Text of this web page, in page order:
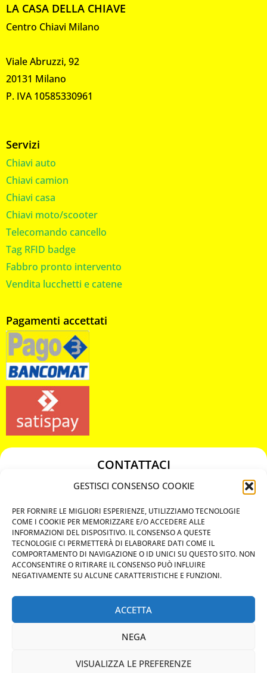
GESTISCI CONSENSO COOKIE
PER FORNIRE LE MIGLIORI ESPERIENZE, UTILIZZIAMO TECNOLOGIE
COME I COOKIE PER MEMORIZZARE E/O ACCEDERE ALLE
INFORMAZIONI DEL DISPOSITIVO. IL CONSENSO A QUESTE
TECNOLOGIE CI PERMETTERÀ DI ELABORARE DATI COME IL
COMPORTAMENTO DI NAVIGAZIONE O ID UNICI SU QUESTO SITO. NON
ACCONSENTIRE O RITIRARE IL CONSENSO PUÒ INFLUIRE
NEGATIVAMENTE SU ALCUNE CARATTERISTICHE E FUNZIONI.
ACCETTA
NEGA
VISUALIZZA LE PREFERENZE
LA CASA DELLA CHIAVE
Centro Chiavi Milano
Viale Abruzzi, 92
20131 Milano
P. IVA 10585330961
Servizi
Chiavi auto
Chiavi camion
Chiavi casa
Chiavi moto/scooter
Telecomando cancello
Tag RFID badge
Fabbro pronto intervento
Vendita lucchetti e catene
Pagamenti accettati
CONTATTACI
349 3863811
chiavicodificate@gmail.com
Privacy Policy
Cookie Policy
MAPS
CHIAMA ORA